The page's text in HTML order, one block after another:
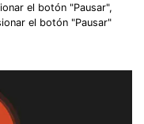
el botón "Pausar",
el botón "Pausar"